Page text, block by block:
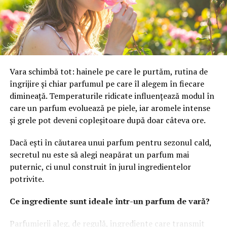
utilizatorii.
Pe lângă experiența oferită de website, vizibilitatea este
un factor decisiv. Chiar și cea mai bună platformă poate
potrivit. De aceea, optimizarea și promovarea trebuie să
facă parte din aceeași strategie.
Pentru atragerea unui trafic relevant și pentru
creșterea vizibilității în motoarele de căutare, multe
mai eficiente investiții digitale pe termen lung.
Optimizarea SEO presupune îmbunătățirea structurii
monitorizarea constantă a performanței. Atunci când
Vara schimbă tot: hainele pe care le purtăm, rutina de
îngrijire și chiar parfumul pe care îl alegem în fiecare
dimineață. Temperaturile ridicate influențează modul în
care un parfum evoluează pe piele, iar aromele intense
și grele pot deveni copleșitoare după doar câteva ore.
Dacă ești în căutarea unui parfum pentru sezonul cald,
secretul nu este să alegi neapărat un parfum mai
puternic, ci unul construit în jurul ingredientelor
potrivite.
Ce ingrediente sunt ideale într-un parfum de vară?
Parfumierii aleg, de regulă, ingrediente care transmit